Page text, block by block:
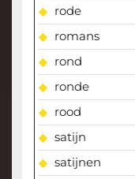
rode
romans
rond
ronde
rood
satijn
satijnen